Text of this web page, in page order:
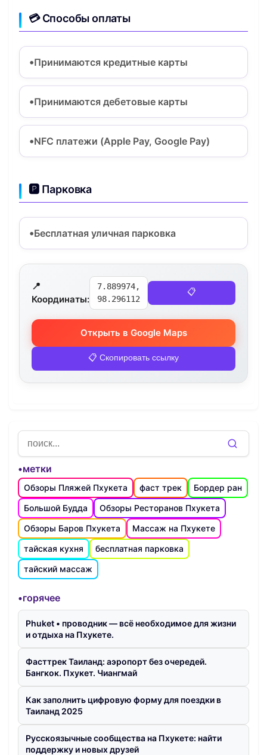
💳 Способы оплаты
Принимаются кредитные карты
Принимаются дебетовые карты
NFC платежи (Apple Pay, Google Pay)
🅿️ Парковка
Бесплатная уличная парковка
📍
Координаты:
7.889974,
98.296112
📋
Открыть в Google Maps
📋 Скопировать ссылку
•метки
Обзоры Пляжей Пхукета фаст трек
Бордер ран
Большой Будда
Обзоры Ресторанов Пхукета
Обзоры Баров Пхукета
Массаж на Пхукете
тайская кухня
бесплатная парковка
тайский массаж
•горячее
Phuket • проводник — всё необходимое для жизни
и отдыха на Пхукете.
Фасттрек Таиланд: аэропорт без очередей.
Бангкок. Пхукет. Чиангмай
Как заполнить цифровую форму для поездки в
Таиланд 2025
Русскоязычные сообщества на Пхукете: найти
поддержку и новых друзей